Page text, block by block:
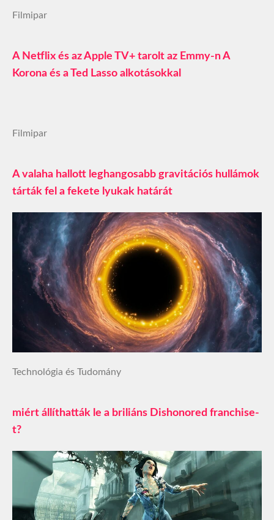
Filmipar
A Netflix és az Apple TV+ tarolt az Emmy-n A
Korona és a Ted Lasso alkotásokkal
Filmipar
A valaha hallott leghangosabb gravitációs hullámok
tárták fel a fekete lyukak határát
Technológia és Tudomány
miért állíthatták le a briliáns Dishonored franchise-
t?